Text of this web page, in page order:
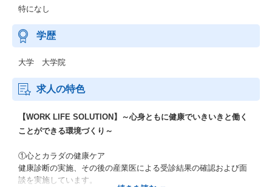
特になし
学歴
大学 大学院
求人の特色
【WORK LIFE SOLUTION】～心身ともに健康でいきいきと働く
ことができる環境づくり～
①心とカラダの健康ケア
健康診断の実施、その後の産業医による受診結果の確認および面
談を実施しています。